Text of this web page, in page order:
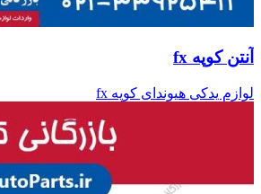
آنتن کوپه fx
لوازم یدکی هیوندای کوپه fx